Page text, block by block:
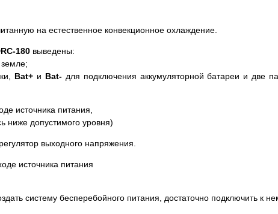
на естественное конвекционное охлаждение.
180 выведены:
Bat+ и Bat-для подключения аккумуляторной батареи и две
источника питания,
ниже допустимого уровня)
выходного напряжения.
источника питания
систему бесперебойного питания, достаточно подключить к